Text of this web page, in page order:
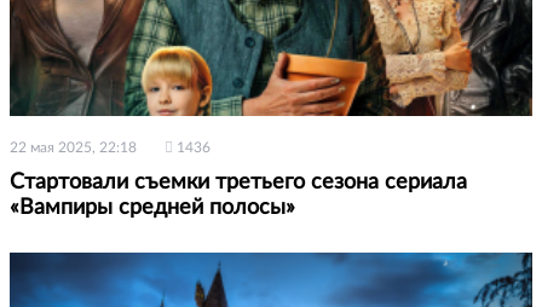
22 мая 2025, 22:18 1436
Стартовали съемки третьего сезона сериала
«Вампиры средней полосы»